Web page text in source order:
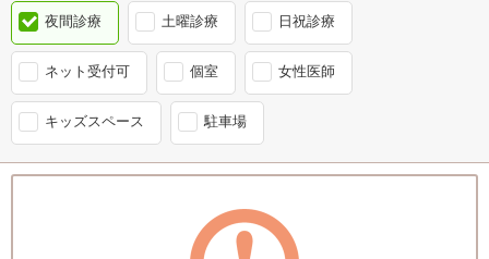
夜間診療 土曜診療 日祝診療
ネット受付可 個室 女性医師
キッズスペース 駐車場